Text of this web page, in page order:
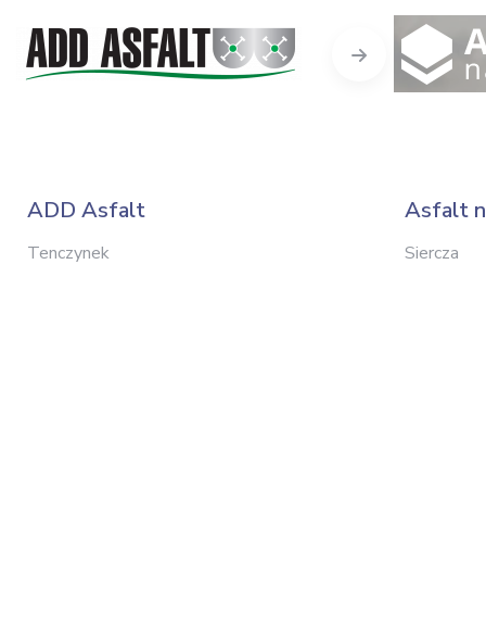
ADD Asfalt
Tenczynek
Asfalt
Siercza
Next